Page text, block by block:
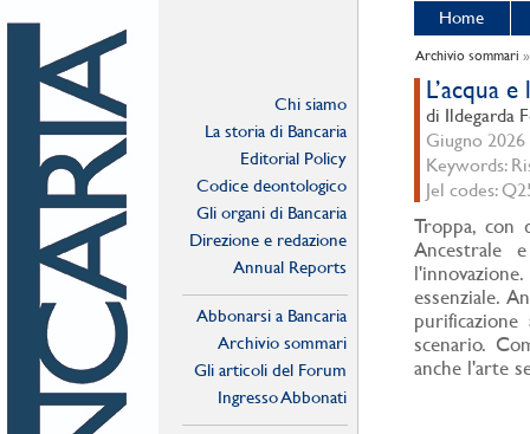
Chi siamo
La storia di Bancaria
Editorial Policy
Codice deontologico
Gli organi di Bancaria
Direzione e redazione
Annual Reports
Abbonarsi a Bancaria
Archivio sommari
Gli articoli del Forum
Ingresso Abbonati
Home
Archivio sommari
L’acqua
di Ildegarda
Giugno 2026
Keywords:
Jel codes:
Troppa, con
Ancestrale
essenziale.
scenario.
anche l'arte